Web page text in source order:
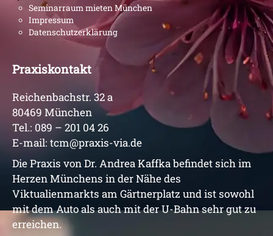
Seminarraum mieten München
Impressum
Datenschutzerklärung
Praxiskontakt
Reichenbachstr. 32 a
80469 München
Tel.: 089 – 201 04 26
E-mail: tcm@praxis-via.de
Die Praxis von Dr. Andrea Kaffka befindet sich im
Herzen Münchens in der Nähe des
Viktualienmarkts am Gärtnerplatz und ist sowohl
mit dem Auto als auch mit der U-Bahn sehr gut zu
erreichen.